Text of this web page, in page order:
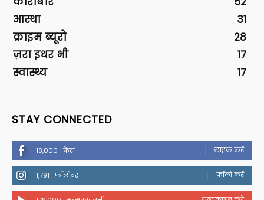
आस्था
31
क्राइम ब्यूरो
28
ज़रा इधर भी
17
स्वास्थ्य
17
STAY CONNECTED
18,000 फैंस लाइक करें
1,791 फॉलोवर फॉलो करें